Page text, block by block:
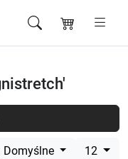
Domyślne 12